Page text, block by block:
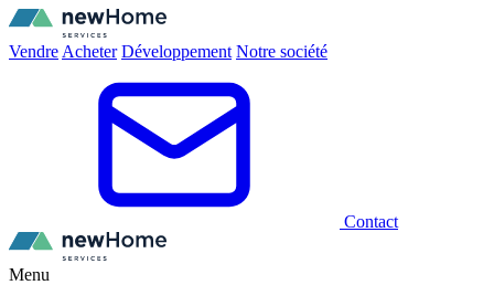
Vendre Acheter Développement Notre société
Contact
Menu